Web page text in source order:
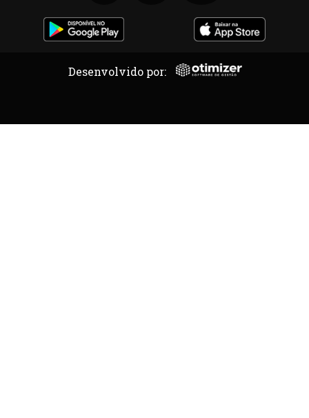
Desenvolvido por: